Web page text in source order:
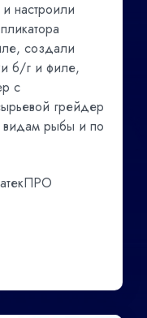
настроили
создали
б/г и филе,
с
грейдер
рыбы и по